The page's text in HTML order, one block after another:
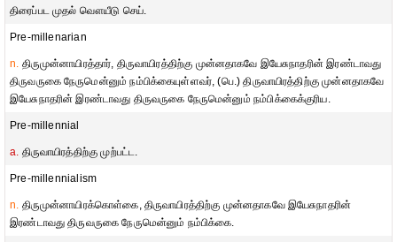
திரைப்பட முதல் வௌயீடு செய்.
Pre-millenarian
n. திருமுன்னாயிரத்தார், திருவாயிரத்திற்கு முன்னதாகவே இயேசுநாதரின் இரண்டாவது
திருவருகை நேருமென்னும் நம்பிக்கையுள்ளவர், (பெ.) திருவாயிரத்திற்கு முன்னதாகவே
இயேசுநாதரின் இரண்டாவது திருவருகை நேருமென்னும் நம்பிக்கைக்குரிய.
Pre-millennial
a. திருவாயிரத்திற்கு முற்பட்ட.
Pre-millennialism
n. திருமுன்னாயிரக்கொள்கை, திருவாயிரத்திற்கு முன்னதாகவே இயேசுநாதரின்
இரண்டாவது திருவருகை நேருமென்னும் நம்பிக்கை.